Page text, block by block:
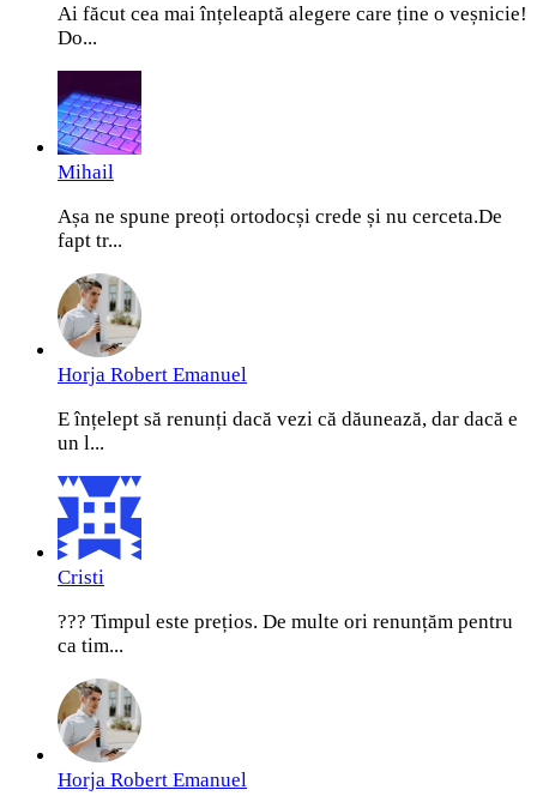
Ai făcut cea mai înțeleaptă alegere care ține o veșnicie!
Do...
Mihail
Așa ne spune preoți ortodocși crede și nu cerceta.De
fapt tr...
Horja Robert Emanuel
E înțelept să renunți dacă vezi că dăunează, dar dacă e
un l...
Cristi
??? Timpul este prețios. De multe ori renunțăm pentru
ca tim...
Horja Robert Emanuel